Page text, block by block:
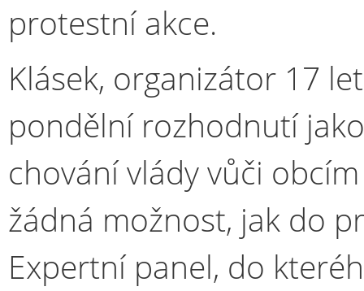
protestní akce.
Klásek, organizátor 17
pondělní rozhodnutí
chování vlády vůči
žádná možnost, jak do
Expertní panel, do